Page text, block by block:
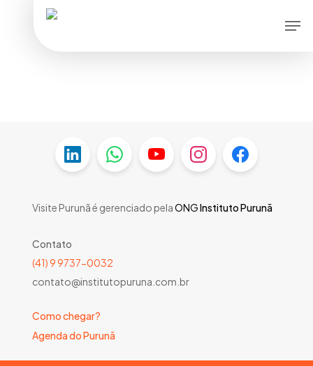
Visite Purunã é gerenciado pelaONGInstituto Purunã
Contato
(41) 9 9737-0032
contato@institutopuruna.com.br
Como chegar?
Agenda do Purunã